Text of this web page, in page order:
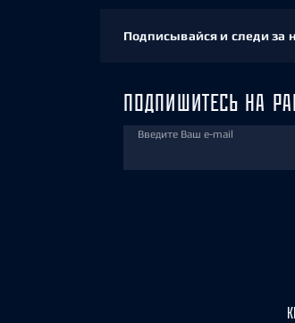
Подписывайся и следи за
ПОДПИШИТЕСЬ НА
Введите Ваш e-mail